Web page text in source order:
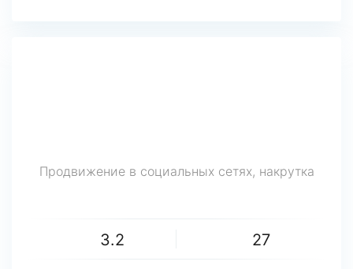
Продвижение в социальных сетях, накрутка
3.2 27